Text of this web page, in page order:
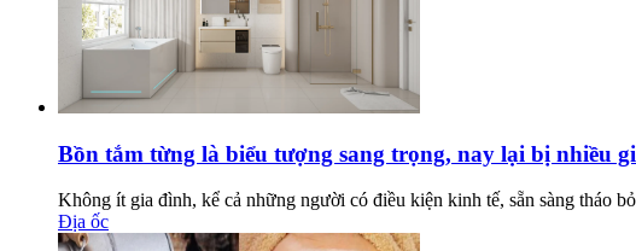
Bồn tắm từng là biểu tượng sang trọng, nay lại bị nhiều
Không ít gia đình, kể cả những người có điều kiện kinh tế, sẵn sàng tháo
Địa ốc